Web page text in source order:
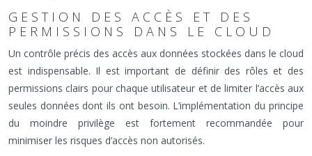
GESTION DES ACCÈS ET DES
PERMISSIONS DANS LE CLOUD
Un contrôle précis des accès aux données stockées dans le cloud
est indispensable. Il est important de définir des rôles et des
permissions clairs pour chaque utilisateur et de limiter l’accès aux
seules données dont ils ont besoin. L’implémentation du principe
du moindre privilège est fortement recommandée pour
minimiser les risques d’accès non autorisés.